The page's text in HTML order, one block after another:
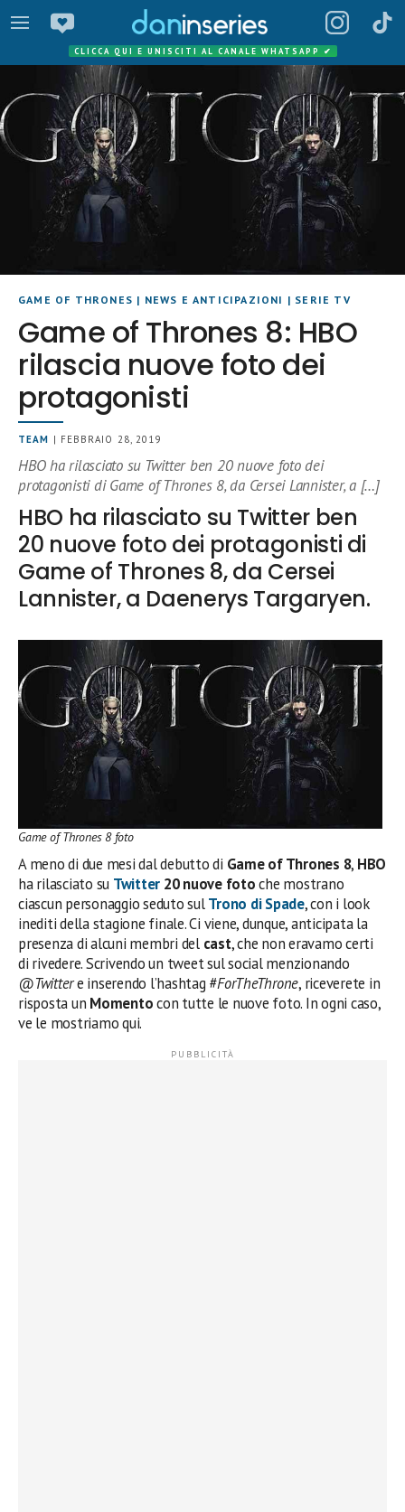
CLICCA QUI E UNISCITI AL CANALE WHATSAPP ✔
GAME OF THRONES | NEWS E ANTICIPAZIONI | SERIE TV
Game of Thrones 8: HBO
rilascia nuove foto dei
protagonisti
TEAM | FEBBRAIO 28, 2019
HBO ha rilasciato su Twitter ben 20 nuove foto dei
protagonisti di Game of Thrones 8, da Cersei Lannister, a […]
HBO ha rilasciato su Twitter ben
20 nuove foto dei protagonisti di
Game of Thrones 8, da Cersei
Lannister, a Daenerys Targaryen.
Game of Thrones 8 foto
A meno di due mesi dal debutto di Game of Thrones 8, HBO
ha rilasciato su Twitter 20 nuove fotoche mostrano
ciascun personaggio seduto sulTrono di Spade, con i look
inediti della stagione finale. Ci viene, dunque, anticipata la
presenza di alcuni membri del cast, che non eravamo certi
di rivedere. Scrivendo un tweet sul social menzionando
@Twittere inserendo l’hashtag #ForTheThrone, riceverete in
risposta un Momentocon tutte le nuove foto. In ogni caso,
ve le mostriamo qui.